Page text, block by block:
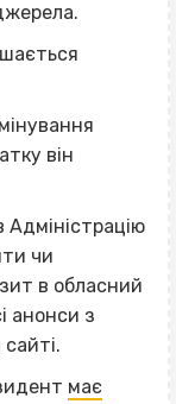
він
чи
в обласний
анонси з
має